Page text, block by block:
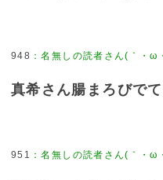
948 ：名無しの読者さん(｀・ω
真希さん腸まろびで
951 ：名無しの読者さん(｀・ω